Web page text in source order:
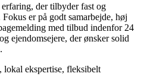
der tilbyder fast og
er på godt samarbejde, høj
med tilbud indenfor 24
ejendomsejere, der ønsker solid
lokal ekspertise, fleksibelt